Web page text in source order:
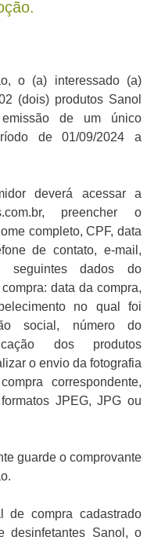
o (a) interessado (a)
(dois) produtos Sanol
de um único
de 01/09/2024 a
deverá acessar a
preencher o
completo, CPF, data
de contato, e-mail,
dados do
data da compra,
no qual foi
social, número do
dos produtos
o envio da fotografia
correspondente,
JPEG, JPG ou
guarde o comprovante
de compra cadastrado
desinfetantes Sanol, o